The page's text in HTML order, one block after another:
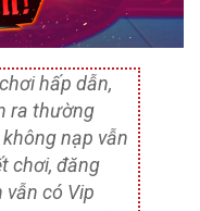
hấp dẫn,
ra thường
nạp vẫn
chơi, đăng
có Vip